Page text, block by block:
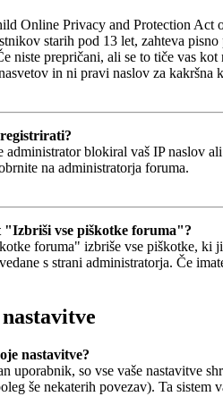
Online Privacy and Protection Act
starih pod 13 let, zahteva
niste prepričani, ali se to tiče vas
in ni pravi naslov za kakršna
administrator blokiral vaš IP naslov
na administratorja foruma.
"Izbriši vse piškotke foruma"?
foruma" izbriše vse piškotke, ki
s strani administratorja. Če
nastavitve?
uporabnik, so vse vaše nastavitve
še nekaterih povezav). Ta sistem